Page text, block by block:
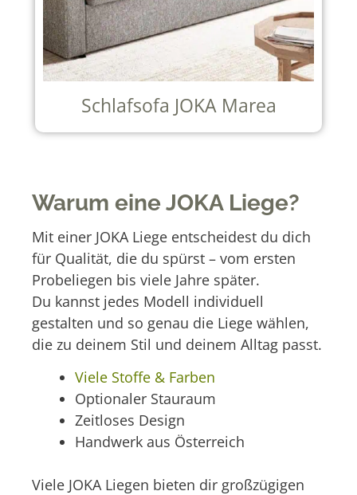
Schlafsofa JOKA Marea
Warum eine JOKA Liege?
Mit einer JOKA Liege entscheidest du dich
für Qualität, die du spürst – vom ersten
Probeliegen bis viele Jahre später.
Du kannst jedes Modell individuell
gestalten und so genau die Liege wählen,
die zu deinem Stil und deinem Alltag passt.
Viele Stoffe & Farben
Optionaler Stauraum
Zeitloses Design
Handwerk aus Österreich
Viele JOKA Liegen bieten dir großzügigen